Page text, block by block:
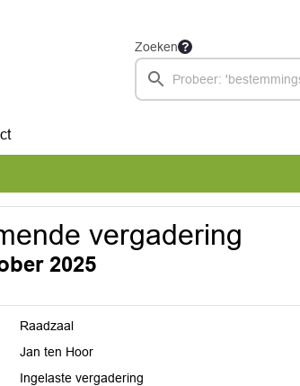
Zoeken
vergadering
2025
Raadzaal
Jan ten Hoor
Ingelaste vergadering